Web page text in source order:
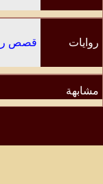
روايات
مشابهة
قصص